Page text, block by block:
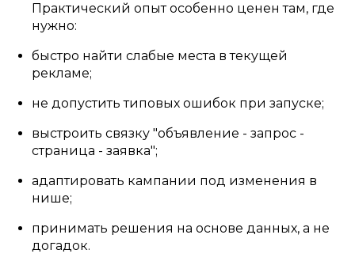
Практический опыт особенно ценен там, где
нужно:
быстро найти слабые места в текущей
рекламе;
не допустить типовых ошибок при запуске;
выстроить связку "объявление - запрос -
страница - заявка";
адаптировать кампании под изменения в
нише;
принимать решения на основе данных, а не
догадок.